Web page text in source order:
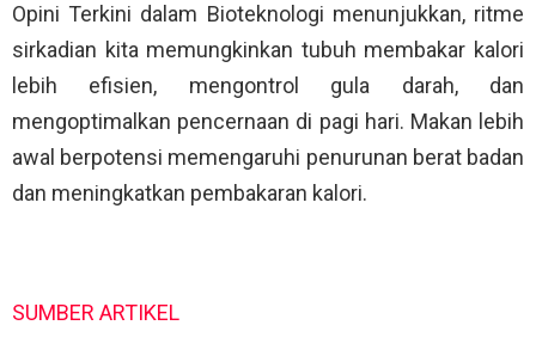
Opini Terkini dalam Bioteknologi menunjukkan, ritme
sirkadian kita memungkinkan tubuh membakar kalori
lebih efisien, mengontrol gula darah, dan
mengoptimalkan pencernaan di pagi hari. Makan lebih
awal berpotensi memengaruhi penurunan berat badan
dan meningkatkan pembakaran kalori.
SUMBER ARTIKEL